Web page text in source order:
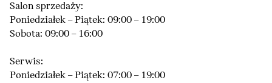
Salon sprzedaży:
Poniedziałek – Piątek: 09:00 – 19:00
Sobota: 09:00 – 16:00
Serwis:
Poniedziałek – Piątek: 07:00 – 19:00